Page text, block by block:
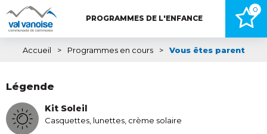
PROGRAMMES DE L'ENFANCE
0
Accueil > Programmes en cours > Vous êtes parent
Légende
Casquettes, lunettes, crème solaire
Kit Soleil